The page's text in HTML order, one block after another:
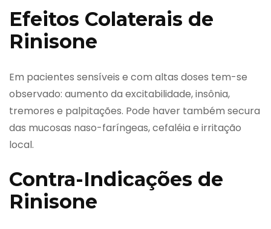
Efeitos Colaterais de
Rinisone
Em pacientes sensíveis e com altas doses tem-se
observado: aumento da excitabilidade, insônia,
tremores e palpitações. Pode haver também secura
das mucosas naso-faríngeas, cefaléia e irritação
local.
Contra-Indicações de
Rinisone